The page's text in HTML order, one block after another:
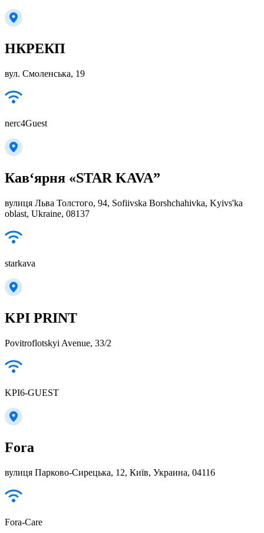
НКРЕКП
вул. Смоленська, 19
nerc4Guest
Кав‘ярня «STAR KAVA”
вулиця Льва Толстого, 94, Sofiivska Borshchahivka, Kyivs'ka
oblast, Ukraine, 08137
starkava
KPI PRINT
Povitroflotskyi Avenue, 33/2
KPI6-GUEST
Fora
вулиця Парково-Сирецька, 12, Київ, Украина, 04116
Fora-Care